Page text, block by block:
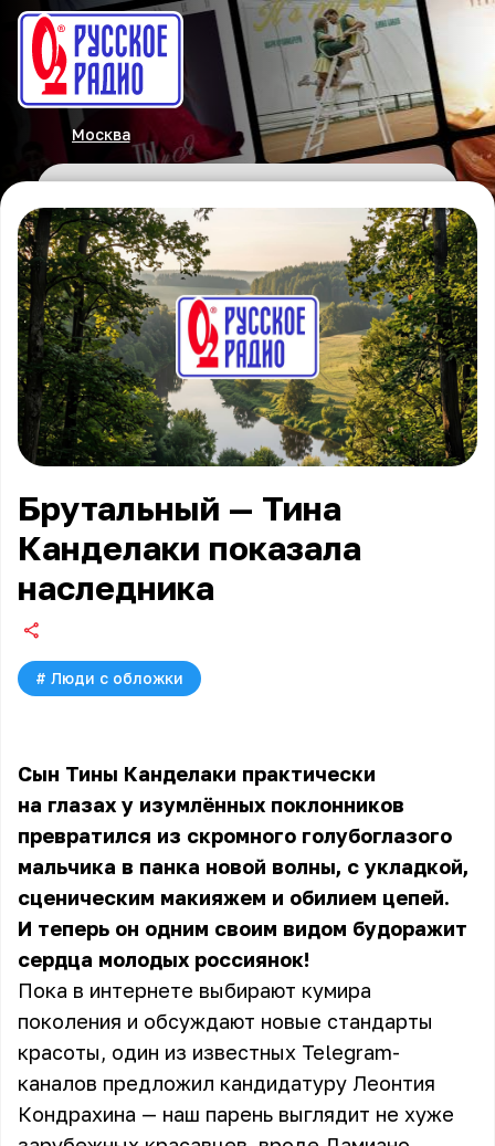
Москва
Брутальный — Тина
Канделаки показала
наследника
# Люди с обложки
Сын Тины Канделаки практически
на глазах у изумлённых поклонников
превратился из скромного голубоглазого
мальчика в панка новой волны, с укладкой,
сценическим макияжем и обилием цепей.
И теперь он одним своим видом будоражит
сердца молодых россиянок!
Пока в интернете выбирают кумира
поколения и обсуждают новые стандарты
красоты, один из известных Telegram-
каналов предложил кандидатуру Леонтия
Кондрахина — наш парень выглядит не хуже